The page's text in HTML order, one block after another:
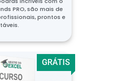
PRO, são mais de
prontos e
GRÁTIS